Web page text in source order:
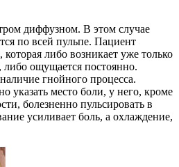
диффузном. В этом случае
по всей пульпе. Пациент
либо возникает уже только
ощущается постоянно.
гнойного процесса.
указать место боли, у него, кроме
болезненно пульсировать в
усиливает боль, а охлаждение,